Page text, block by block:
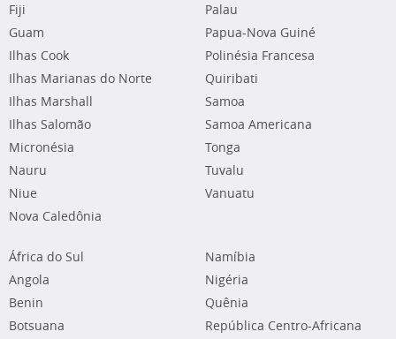
Fiji
Guam
Ilhas Cook
Ilhas Marianas do Norte
Ilhas Marshall
Ilhas Salomão
Micronésia
Nauru
Niue
Nova Caledônia
Palau
Papua-Nova Guiné
Polinésia Francesa
Quiribati
Samoa
Samoa Americana
Tonga
Tuvalu
Vanuatu
África do Sul
Angola
Benin
Botsuana
Namíbia
Nigéria
Quênia
República Centro-Africana